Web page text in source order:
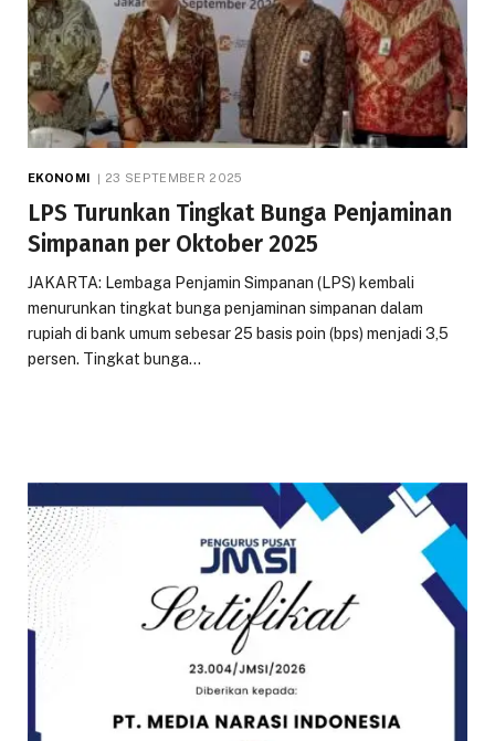
EKONOMI 23 SEPTEMBER 2025
LPS Turunkan Tingkat Bunga Penjaminan
Simpanan per Oktober 2025
JAKARTA: Lembaga Penjamin Simpanan (LPS) kembali
menurunkan tingkat bunga penjaminan simpanan dalam
rupiah di bank umum sebesar 25 basis poin (bps) menjadi 3,5
persen. Tingkat bunga…